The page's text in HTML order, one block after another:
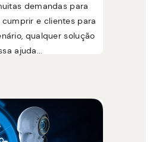
demandas para
e clientes para
qualquer solução
ajuda...